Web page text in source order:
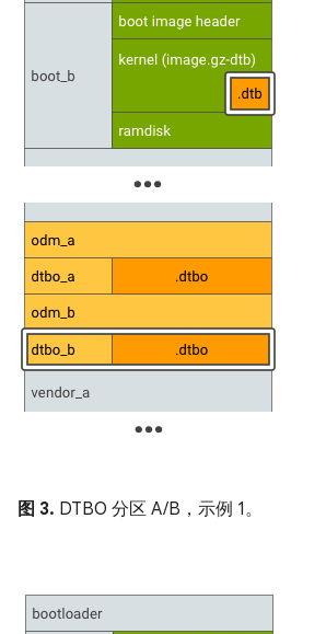
图 3. DTBO 分区 A/B，示例 1。